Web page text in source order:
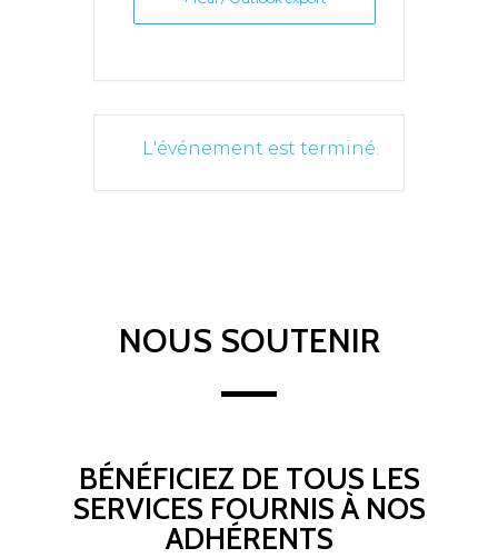
L'événement est terminé.
NOUS SOUTENIR
BÉNÉFICIEZ DE TOUS LES
SERVICES FOURNIS À NOS
ADHÉRENTS